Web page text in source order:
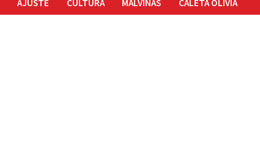
AJUSTE CULTURA MALVINAS CALETA OLIVIA